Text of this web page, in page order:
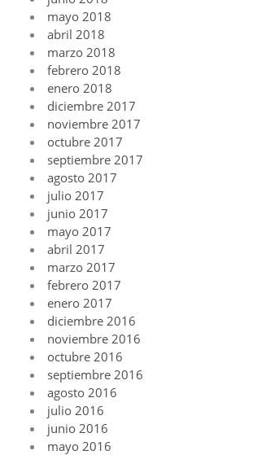
mayo 2018
abril 2018
marzo 2018
febrero 2018
enero 2018
diciembre 2017
noviembre 2017
octubre 2017
septiembre 2017
agosto 2017
julio 2017
junio 2017
mayo 2017
abril 2017
marzo 2017
febrero 2017
enero 2017
diciembre 2016
noviembre 2016
octubre 2016
septiembre 2016
agosto 2016
julio 2016
junio 2016
mayo 2016